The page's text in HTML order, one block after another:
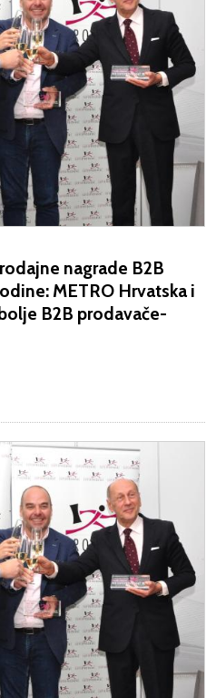
nagrade B2B
METRO Hrvatska i
B2B prodavače-